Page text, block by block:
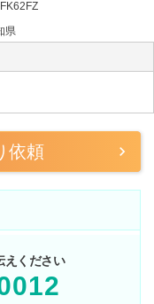
県
依頼
えください